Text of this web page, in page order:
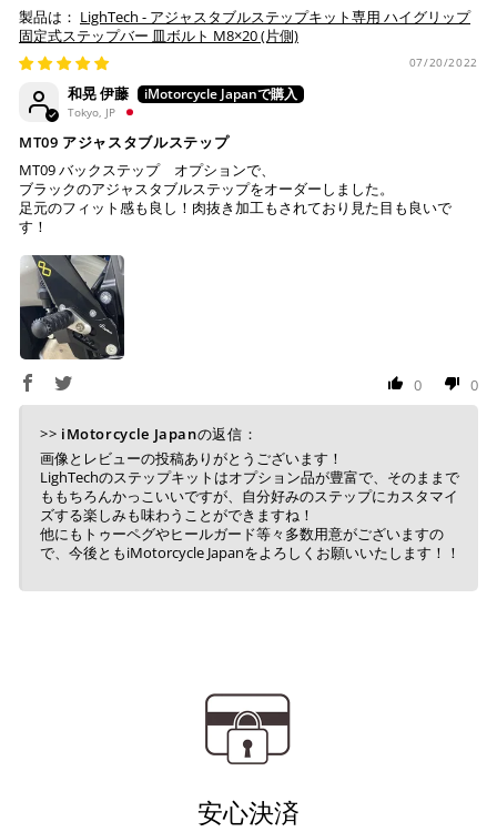
※ ご利用には事前にPayPay、Apple Payの利用登録が
必要です。
コンビニ決済(事前決済)
上記コンビニでお支払い頂けます。
入金確認が取れ次第、商品を手配させて頂きます。
店内端末にて操作後、レジにてお支払いください。
※ 支払期限はご注文日より7日以内とさせて頂いてお
せん。
※ お支払いは現金のみとなります。
銀行振込(事前決済)
※ お支払期限はご注文日より7日以内とさせて頂いてお
り、万が一過ぎてしまった場合はご注文をキャンセルさ
※ 振込手数料はご負担ください。
LighTech - アジャスタブルステップキット専用 ハイグリップ
固定式ステップバー 皿ボルト M8×20 (片側)
07/20/2022
和晃 伊藤
Tokyo, JP
MT09 アジャスタブルステップ
MT09 バックステップ オプションで、
ブラックのアジャスタブルステップをオーダーしました。
足元のフィット感も良し！肉抜き加工もされており見た目も良いで
す！
0 0
>> iMotorcycle Japanの返信：
画像とレビューの投稿ありがとうございます！
LighTechのステップキットはオプション品が豊富で、そのままで
ももちろんかっこいいですが、自分好みのステップにカスタマイ
ズする楽しみも味わうことができますね！
他にもトゥーペグやヒールガード等々多数用意がございますの
で、今後ともiMotorcycle Japanをよろしくお願いいたします！！
安心決済